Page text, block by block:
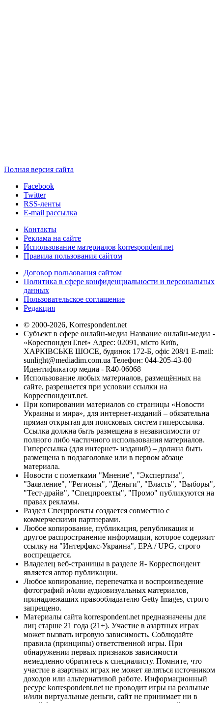
Полная версия сайта
Facebook
Twitter
RSS-ленты
E-mail рассылка
Контакты
Реклама на сайте
Использование материалов korrespondent.net
Правила пользования сайтом
Договор пользования сайтом
Политика в сфере конфиденциальности и персональных
данных
Пользовательское соглашение
Редакция
© 2000-2026, Korrespondent.net
Субъект в сфере онлайн-медиа Название онлайн-медиа -
«КореспонденТ.net» Адрес: 02091, місто Київ,
ХАРКІВСЬКЕ ШОСЕ, будинок 172-Б, офіс 208/1 E-mail:
sunlight@mediadim.com.ua Телефон: 044-205-43-00
Идентификатор медиа - R40-06068
Использование любых материалов, размещённых на
сайте, разрешается при условии ссылки на
Корреспондент.net.
При копировании материалов со страницы «Новости
Украины и мира», для интернет-изданий – обязательна
прямая открытая для поисковых систем гиперссылка.
Ссылка должна быть размещена в независимости от
полного либо частичного использования материалов.
Гиперссылка (для интернет- изданий) – должна быть
размещена в подзаголовке или в первом абзаце
материала.
Новости с пометками "Мнение", "Экспертиза",
"Заявление", "Регионы", "Деньги", "Власть", "Выборы",
"Тест-драйв", "Спецпроекты", "Промо" публикуются на
правах рекламы.
Раздел Спецпроекты создается совместно с
коммерческими партнерами.
Любое копирование, публикация, републикация и
другое распространение информации, которое содержит
ссылку на "Интерфакс-Украина", EPA / UPG, строго
воспрещается.
Владелец веб-страницы в разделе Я- Корреспондент
является автор публикации.
Любое копирование, перепечатка и воспроизведение
фотографий и/или аудиовизуальных материалов,
принадлежащих правообладателю Getty Images, строго
запрещено.
Материалы сайта korrespondent.net предназначены для
лиц старше 21 года (21+). Участие в азартных играх
может вызвать игровую зависимость. Соблюдайте
правила (принципы) ответственной игры. При
обнаружении первых признаков зависимости
немедленно обратитесь к специалисту. Помните, что
участие в азартных играх не может являться источником
доходов или альтернативой работе. Информационный
ресурс korrespondent.net не проводит игры на реальные
и/или виртуальные деньги, сайт не принимает ни в